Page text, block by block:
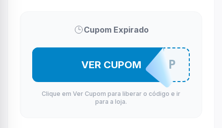
Cupom Expirado
CAMI0FF2P
VER CUPOM
Clique em Ver Cupom para liberar o código e ir
para a loja.